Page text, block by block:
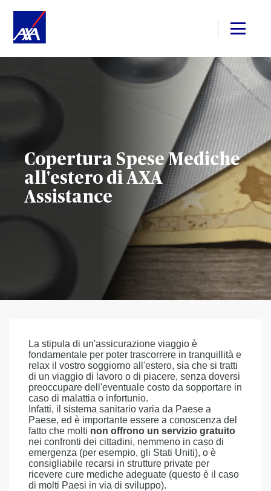
Copertura Spese Mediche
all'estero di AXA
Assistance
La stipula di un'assicurazione viaggio è
fondamentale per poter trascorrere in tranquillità e
relax il vostro soggiorno all'estero, sia che si tratti
di un viaggio di lavoro o di piacere, senza doversi
preoccupare dell'eventuale costo da sopportare in
caso di malattia o infortunio.
Infatti, il sistema sanitario varia da Paese a
Paese, ed è importante essere a conoscenza del
fatto che molti non offrono un servizio gratuito
nei confronti dei cittadini, nemmeno in caso di
emergenza (per esempio, gli Stati Uniti), o è
consigliabile recarsi in strutture private per
ricevere cure mediche adeguate (questo è il caso
di molti Paesi in via di sviluppo).